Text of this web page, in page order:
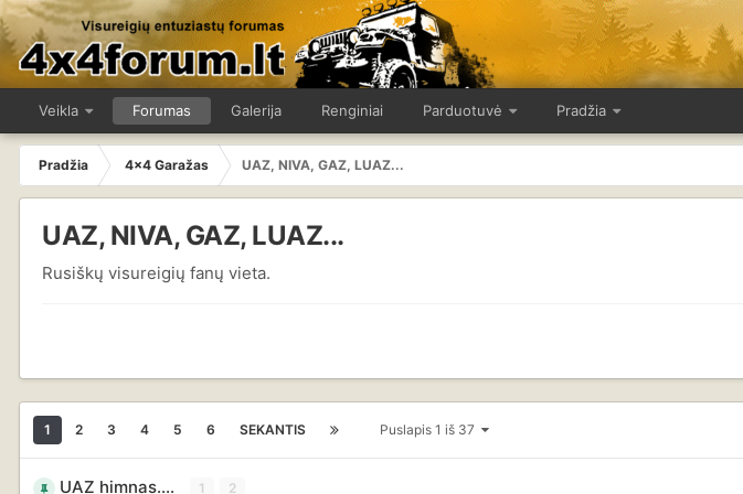
Veikla Forumas Galerija Renginiai Parduotuvė Pradžia
Pradžia 4x4 Garažas UAZ, NIVA, GAZ, LUAZ...
UAZ, NIVA, GAZ, LUAZ...
Rusiškų visureigių fanų vieta.
1 2 3 4 5 6 SEKANTIS Puslapis 1 iš 37
UAZ himnas.... 1 2